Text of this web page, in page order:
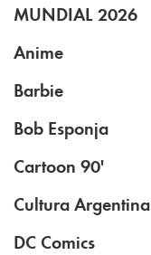
MUNDIAL 2026
Anime
Barbie
Bob Esponja
Cartoon 90'
Cultura Argentina
DC Comics